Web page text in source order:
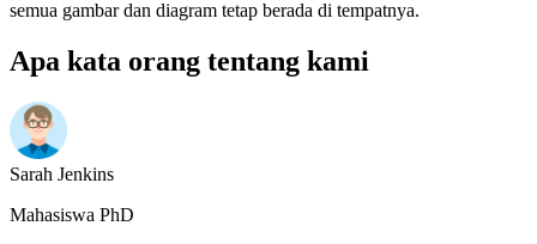
semua gambar dan diagram tetap berada di tempatnya.
Apa kata orang tentang kami
Sarah Jenkins
Mahasiswa PhD